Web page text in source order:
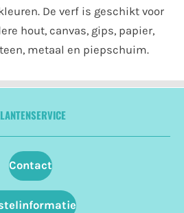
De verf is geschikt voor
hout, canvas, gips, papier,
metaal en piepschuim.
Contact